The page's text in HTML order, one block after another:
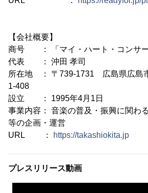
【会社概要】
商号 ： 「マイ・ハート・コンサー
代表 ： 沖田 孝司
所在地 ： 〒739-1731 広島県広島
1-408
設立 ： 1995年4月1日
事業内容： 音楽の普及・振興に関わ
等の企画・運営
URL ：
https://takashiokita.jp
プレスリリース動画